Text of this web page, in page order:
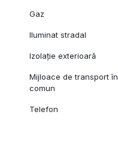
Gaz
Iluminat stradal
Izolație exterioară
Mijloace de transport în
comun
Telefon